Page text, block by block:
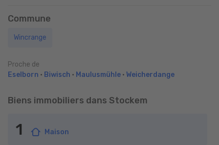
Commune
Wincrange
Proche de
Eselborn • Biwisch • Maulusmühle • Weicherdange
Biens immobiliers dans Stockem
1 Maison